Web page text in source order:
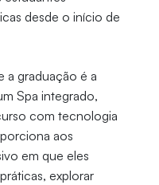
desde o início de
a graduação é a
Spa integrado,
com tecnologia
aos
em que eles
explorar